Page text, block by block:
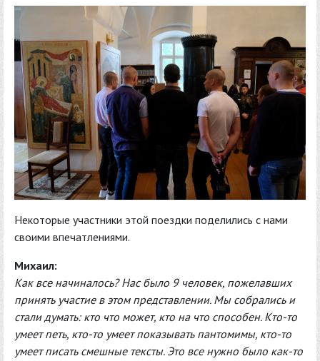
Некоторые участники этой поездки поделились с нами
своими впечатлениями.
Михаил:
Как все начиналось? Нас было 9 человек, пожелавших
принять участие в этом представлении. Мы собрались и
стали думать: кто что может, кто на что способен. Кто-то
умеет петь, кто-то умеет показывать пантомимы, кто-то
умеет писать смешные тексты. Это все нужно было как-то